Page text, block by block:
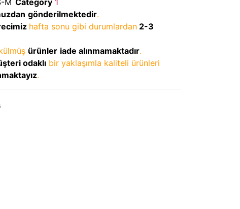
gönderilmektedir.
hafta sonu gibi durumlardan 2-3
ürünler iade alınmamaktadır.
odaklı bir yaklaşımla kaliteli ürünleri
.